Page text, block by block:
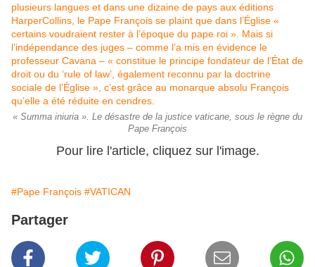
« Summa iniuria ». Le désastre de la justice vaticane, sous le règne du
Pape François
Pour lire l'article, cliquez sur l'image.
#Pape François #VATICAN
Partager